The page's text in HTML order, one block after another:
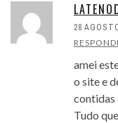
28
amei
o site e
contidas
Tudo